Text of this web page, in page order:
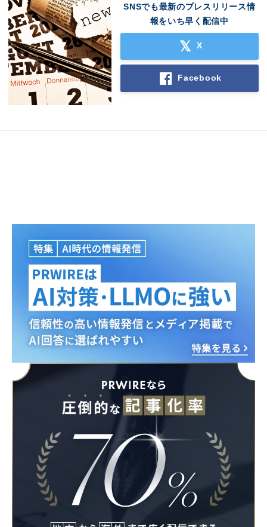
SNSでも最新のプレスリリース情
報をいち早く配信中
X
Facebook
Japanese